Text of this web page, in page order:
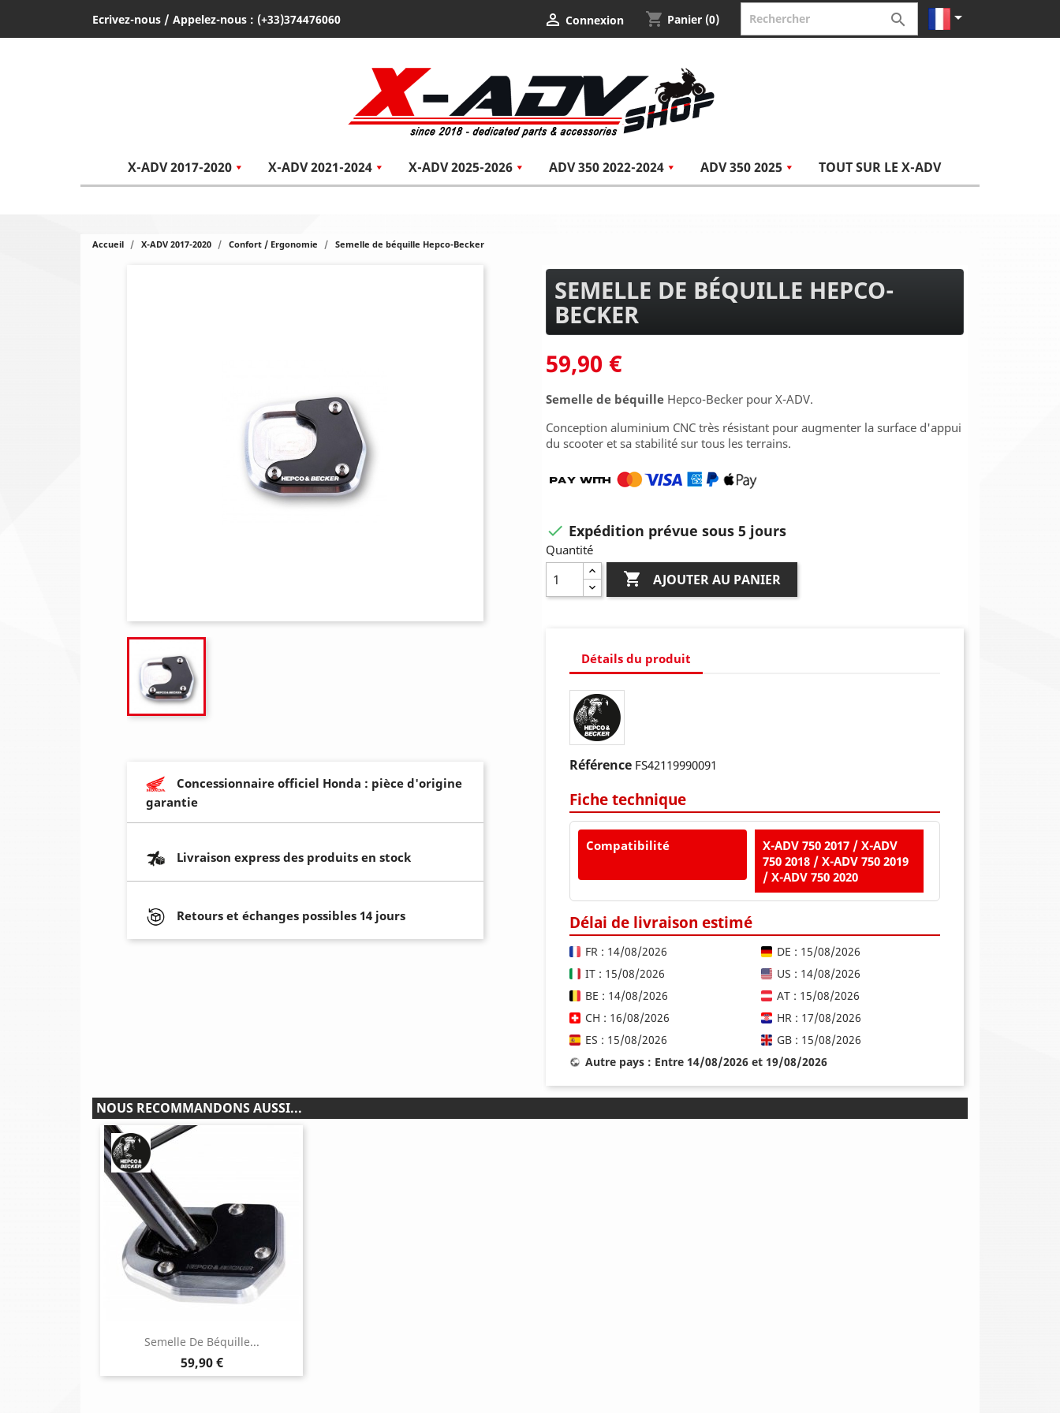
Ecrivez-nous / Appelez-nous : (+33)374476060  Connexion shopping_cart Panier (0)  
X-ADV 2017-2020 X-ADV 2021-2024 X-ADV 2025-2026 ADV 350 2022-2024 ADV 350 2025 TOUT SUR LE X-ADV
Accueil X-ADV 2017-2020 Confort / Ergonomie Semelle de béquille Hepco-Becker
Concessionnaire officiel Honda : pièce d'origine
garantie
Livraison express des produits en stock
Retours et échanges possibles 14 jours
SEMELLE DE BÉQUILLE HEPCO-
BECKER
59,90 €
Semelle de béquille Hepco-Becker pour X-ADV.
Conception aluminium CNC très résistant pour augmenter la surface d'appui
du scooter et sa stabilité sur tous les terrains.
 Expédition prévue sous 5 jours
Quantité
 AJOUTER AU PANIER
Détails du produit
Référence FS42119990091
Fiche technique
Compatibilité
X-ADV 750 2017 / X-ADV
750 2018 / X-ADV 750 2019
/ X-ADV 750 2020
Délai de livraison estimé
FR : 14/08/2026
DE : 15/08/2026
IT : 15/08/2026
US : 14/08/2026
BE : 14/08/2026
AT : 15/08/2026
CH : 16/08/2026
HR : 17/08/2026
ES : 15/08/2026
GB : 15/08/2026
Autre pays : Entre 14/08/2026 et 19/08/2026
NOUS RECOMMANDONS AUSSI...
Semelle De Béquille...
Prix
59,90 €